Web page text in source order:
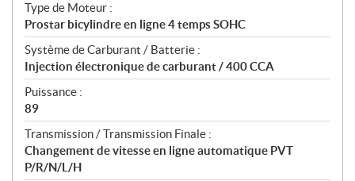
Type de Moteur :
Prostar bicylindre en ligne 4 temps SOHC
Système de Carburant / Batterie :
Injection électronique de carburant / 400 CCA
Puissance :
89
Transmission / Transmission Finale :
Changement de vitesse en ligne automatique PVT
P/R/N/L/H